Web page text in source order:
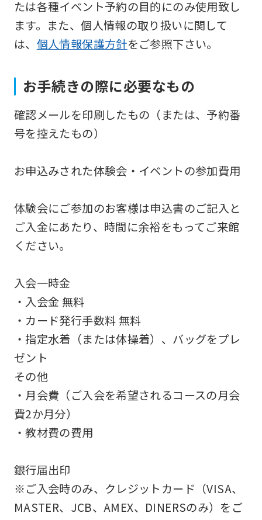
たは各種イベント予約の目的にのみ使用致し
ます。また、個人情報の取り扱いに関して
は、 個人情報保護方針をご参照下さい。
お手続きの際に必要なもの
確認メールを印刷したもの（または、予約番
号を控えたもの）
お申込みされた体験会・イベントの参加費用
体験会にご参加のお客様は申込書のご記入と
ご入金にあたり、時間に余裕をもってご来館
ください。
入会一時金
・入会金 無料
・カード発行手数料 無料
・指定水着（または体操着）、バッグをプレ
ゼント
その他
・月会費（ご入会を希望されるコースの月会
費2か月分）
・教材費の費用
銀行届出印
※ご入会時のみ、クレジットカード（VISA、
MASTER、JCB、AMEX、DINERSのみ）をご
version
of
this
will
be
so
may
not
The
translation
from
ask
that